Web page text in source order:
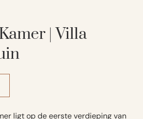
| Villa
ligt op de eerste verdieping van